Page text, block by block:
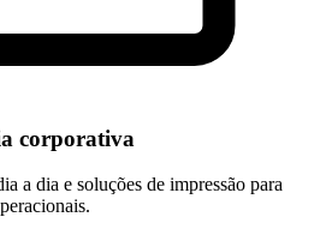
corporativa
a dia e soluções de impressão para